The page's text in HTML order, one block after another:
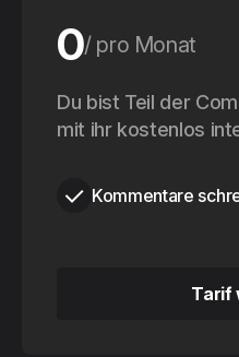
0 pro Monat
0 pro Jahr
Du bist Teil der
mit ihr kostenlos
Kommentare
Tarif